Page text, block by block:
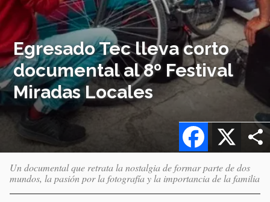
Egresado Tec lleva corto
documental al 8º Festival
Miradas Locales
X
Facebook
Un documental que retrata la nostalgia de formar parte de dos
mundos, la pasión por la fotografía y la importancia de la familia